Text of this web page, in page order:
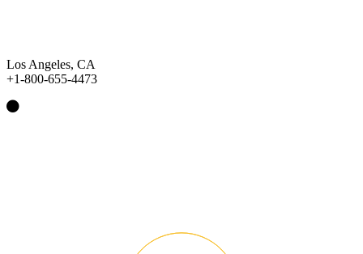
Los Angeles, CA
+1-800-655-4473